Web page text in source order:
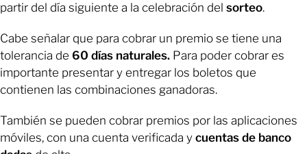
partir del día siguiente a la celebración del sorteo.
Cabe señalar que para cobrar un premio se tiene una
tolerancia de 60 días naturales. Para poder cobrar es
importante presentar y entregar los boletos que
contienen las combinaciones ganadoras.
También se pueden cobrar premios por las aplicaciones
móviles, con una cuenta verificada y cuentas de banco